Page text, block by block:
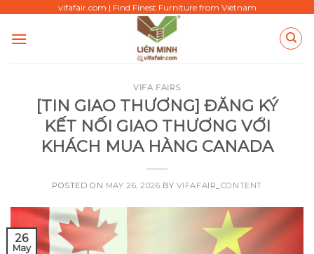
content
vifafair.com | Find Finest Furniture from Vietnam
VIFA FAIRS
[TIN GIAO THƯƠNG] ĐĂNG KÝ
KẾT NỐI GIAO THƯƠNG VỚI
KHÁCH MUA HÀNG CANADA
POSTED ON MAY 26, 2026 BY VIFAFAIR_CONTENT
26
May